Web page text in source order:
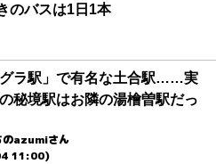
のバスは1日1本
グラ駅」で有名な土合駅……実
秘境駅はお隣の湯檜曽駅だっ
のazumiさん
11:00)